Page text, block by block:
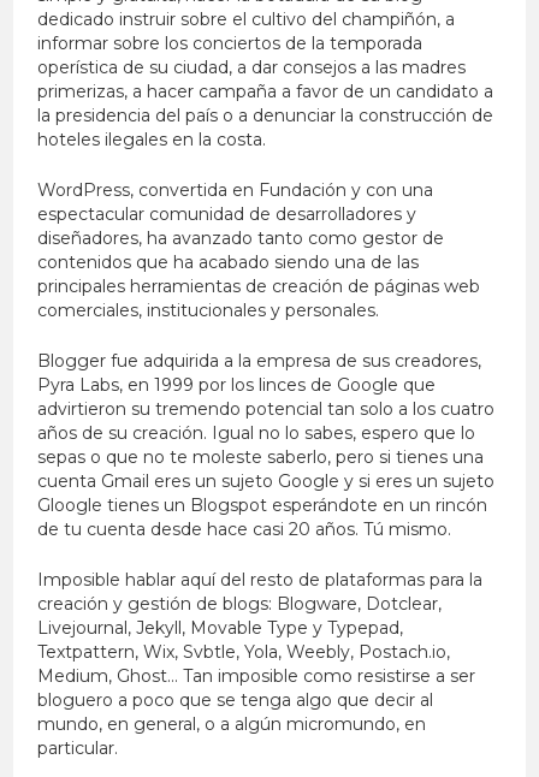
dedicado instruir sobre el cultivo del champiñón, a
informar sobre los conciertos de la temporada
operística de su ciudad, a dar consejos a las madres
primerizas, a hacer campaña a favor de un candidato a
la presidencia del país o a denunciar la construcción de
hoteles ilegales en la costa.
WordPress, convertida en Fundación y con una
espectacular comunidad de desarrolladores y
diseñadores, ha avanzado tanto como gestor de
contenidos que ha acabado siendo una de las
principales herramientas de creación de páginas web
comerciales, institucionales y personales.
Blogger fue adquirida a la empresa de sus creadores,
Pyra Labs, en 1999 por los linces de Google que
advirtieron su tremendo potencial tan solo a los cuatro
años de su creación. Igual no lo sabes, espero que lo
sepas o que no te moleste saberlo, pero si tienes una
cuenta Gmail eres un sujeto Google y si eres un sujeto
Gloogle tienes un Blogspot esperándote en un rincón
de tu cuenta desde hace casi 20 años. Tú mismo.
Imposible hablar aquí del resto de plataformas para la
creación y gestión de blogs: Blogware, Dotclear,
Livejournal, Jekyll, Movable Type y Typepad,
Textpattern, Wix, Svbtle, Yola, Weebly, Postach.io,
Medium, Ghost… Tan imposible como resistirse a ser
bloguero a poco que se tenga algo que decir al
mundo, en general, o a algún micromundo, en
particular.